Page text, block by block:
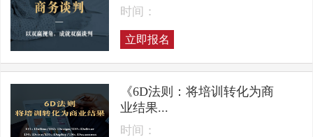
时间：
立即报名
《6D法则：将培训转化为商
业结果...
时间：